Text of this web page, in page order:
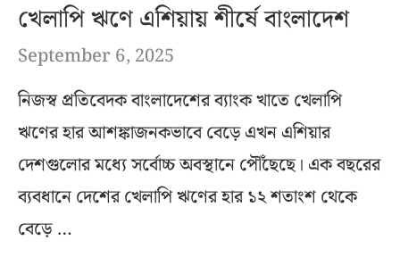
খেলাপি ঋণে এশিয়ায় শীর্ষে বাংলাদেশ
September 6, 2025
নিজস্ব প্রতিবেদক বাংলাদেশের ব্যাংক খাতে খেলাপি
ঋণের হার আশঙ্কাজনকভাবে বেড়ে এখন এশিয়ার
দেশগুলোর মধ্যে সর্বোচ্চ অবস্থানে পৌঁছেছে। এক বছরের
ব্যবধানে দেশের খেলাপি ঋণের হার ১২ শতাংশ থেকে
বেড়ে …